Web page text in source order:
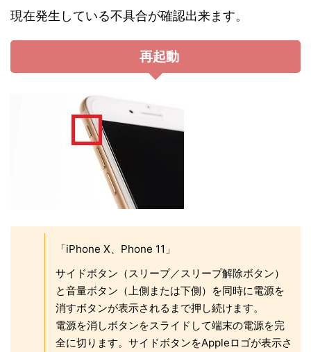
現在発生している不具合が確認出来ます。
再起動
「iPhone X、Phone 11」
サイドボタン（スリープ／スリープ解除ボタン）
と音量ボタン（上側または下側）を同時に電源を
消すボタンが表示されるまで押し続けます。
電源を消しボタンをスライドして端末の電源を完
全に切ります。サイドボタンをAppleロゴが表示さ